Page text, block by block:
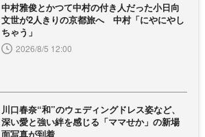
中村雅俊とかつて中村の付き人だった小日向
文世が2人きりの京都旅へ 中村「にやにやし
ちゃう」
2026/8/5 12:00
川口春奈“和”のウェディングドレス姿など、
深い愛と強い絆を感じる「ママせか」の新場
面写真が到着